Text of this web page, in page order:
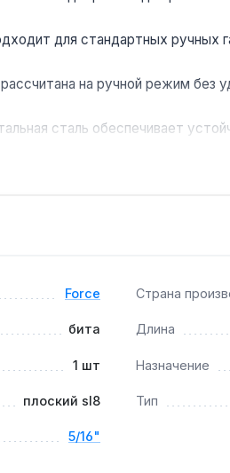
для стандартных
на ручной режим без
сталь обеспечивает
крепежом под плоский шлиц,
1 год, доставка по Украине.
инструмент (трещотки и
с соответствующим
Force Страна
бита Длина
1 шт Назначение
плоский sl8 Тип
5/16"